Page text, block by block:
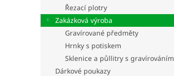
e
l
Řezací plotry
Zakázková výroba
Gravírované předměty
Hrnky s potiskem
Sklenice a půllitry s gravírováním
Dárkové poukazy